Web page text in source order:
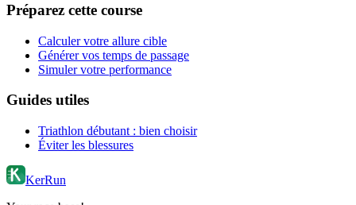
Préparez cette course
Calculer votre allure cible
Générer vos temps de passage
Simuler votre performance
Guides utiles
Triathlon débutant : bien choisir
Éviter les blessures
KerRun